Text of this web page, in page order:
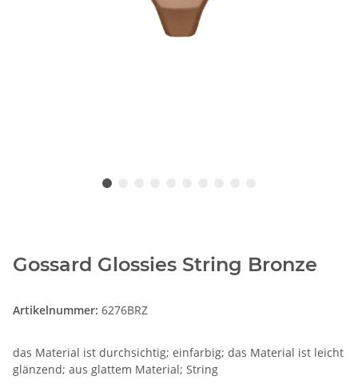
Gossard Glossies String Bronze
Artikelnummer: 6276BRZ
das Material ist durchsichtig; einfarbig; das Material ist leicht
glänzend; aus glattem Material; String